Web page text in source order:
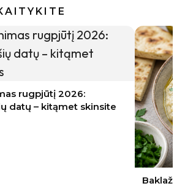
rugpjūtį 2026:
datų – kitąmet skinsite